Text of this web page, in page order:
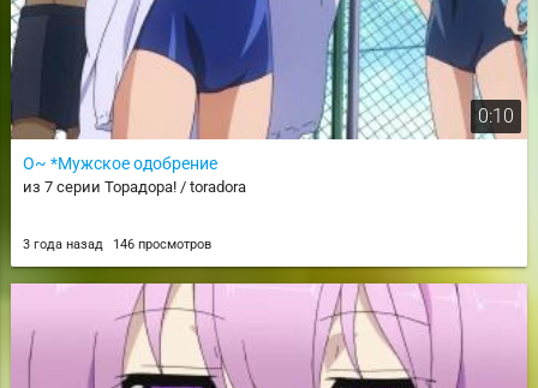
0:10
О~ *Мужское одобрение
из 7 серии Торадора! / toradora
3 года назад 146 просмотров